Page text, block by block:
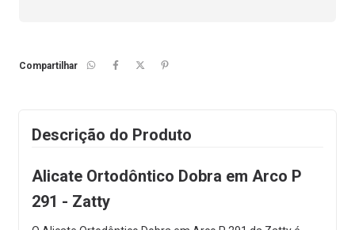
Compartilhar
Descrição do Produto
Alicate Ortodôntico Dobra em Arco P
291 - Zatty